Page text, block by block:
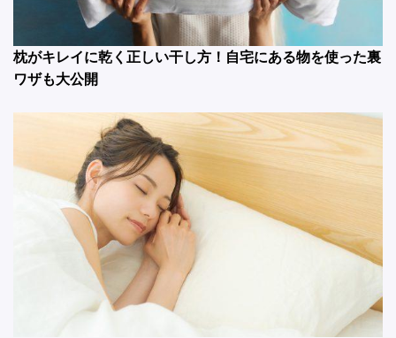
枕がキレイに乾く正しい干し方！自宅にある物を使った裏
ワザも大公開